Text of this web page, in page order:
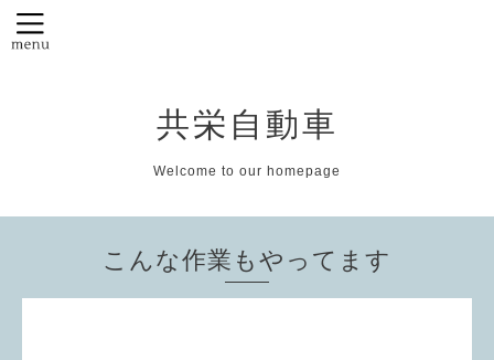
共栄自動車
Welcome to our homepage
こんな作業もやってます